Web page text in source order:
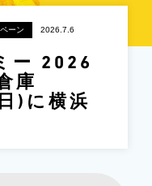
ーン 2026.7.6
ー 2026
庫
)に横浜